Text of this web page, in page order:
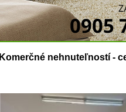
Komerčné nehnuteľností -